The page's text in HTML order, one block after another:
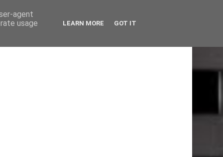
agent
usage
LEARN MORE GOT IT